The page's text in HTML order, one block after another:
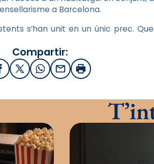
a Barcelona.
s’han unit en un únic prec.
Compartir:
X / Twitter
WhatsApp
EmailImprimir